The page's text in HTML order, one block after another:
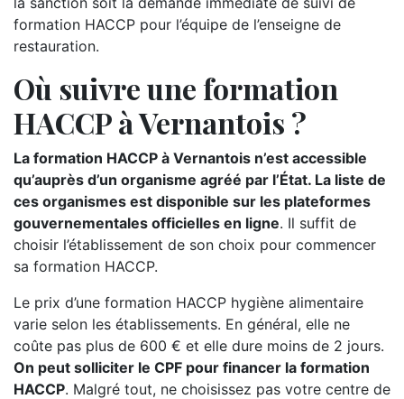
formation HACCP pour l’équipe de l’enseigne de
restauration.
Où suivre une formation
HACCP à Vernantois ?
La formation HACCP à Vernantois n’est accessible
qu’auprès d’un organisme agréé par l’État. La liste de
ces organismes est disponible sur les plateformes
gouvernementales officielles en ligne. Il suffit de
choisir l’établissement de son choix pour commencer
sa formation HACCP.
Le prix d’une formation HACCP hygiène alimentaire
varie selon les établissements. En général, elle ne
coûte pas plus de 600 € et elle dure moins de 2 jours.
On peut solliciter le CPF pour financer la formation
HACCP. Malgré tout, ne choisissez pas votre centre de